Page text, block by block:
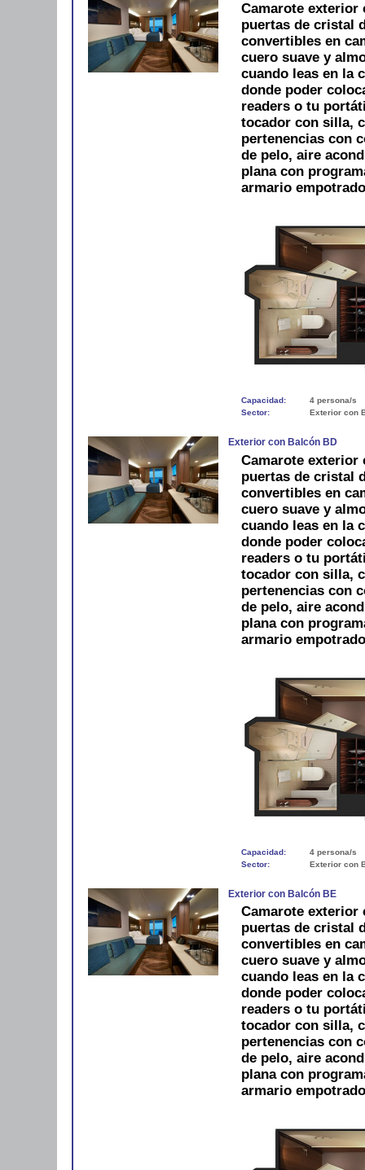
Camarote exterior
puertas de cristal
convertibles en
cuero suave y
cuando leas en la
donde poder
readers o tu
tocador con silla,
pertenencias con
de pelo, aire
plana con
armario
Capacidad:
4 persona/s
Sector:
Exterior con
Exterior con Balcón BD
Camarote exterior
puertas de cristal
convertibles en
cuero suave y
cuando leas en la
donde poder
readers o tu
tocador con silla,
pertenencias con
de pelo, aire
plana con
armario
Capacidad:
4 persona/s
Sector:
Exterior con
Exterior con Balcón BE
Camarote exterior
puertas de cristal
convertibles en
cuero suave y
cuando leas en la
donde poder
readers o tu
tocador con silla,
pertenencias con
de pelo, aire
plana con
armario